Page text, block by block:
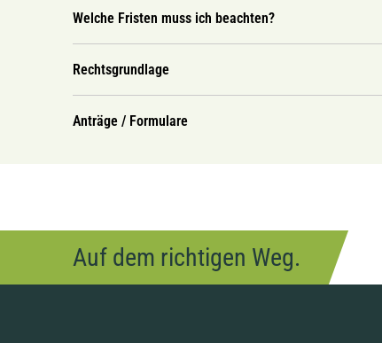
Welche Fristen muss ich beachten?
Rechtsgrundlage
Anträge / Formulare
Auf dem richtigen Weg.